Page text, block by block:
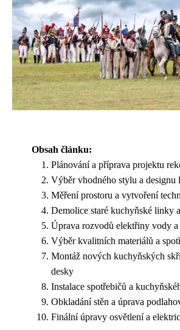
Obsah článku:
Plánování a příprava projektu
Výběr vhodného stylu a designu
Měření prostoru a vytvoření
Demolice staré kuchyňské linky
Úprava rozvodů elektřiny vody
Výběr kvalitních materiálů a
Montáž nových kuchyňských
desky
Instalace spotřebičů a
Obkladání stěn a úprava
Finální úpravy osvětlení a